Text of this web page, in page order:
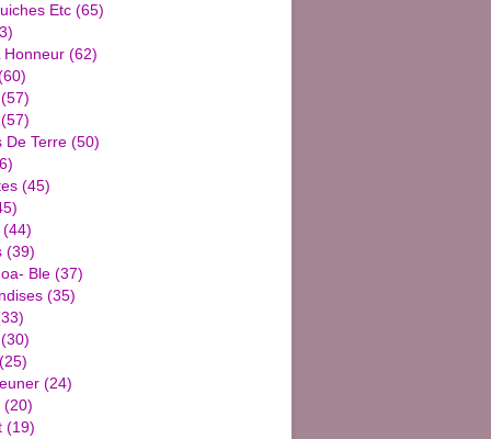
Etc (65)
Honneur (62)
(57)
(57)
De Terre (50)
(45)
(44)
(39)
Ble (37)
(35)
(30)
(25)
(24)
(20)
(19)